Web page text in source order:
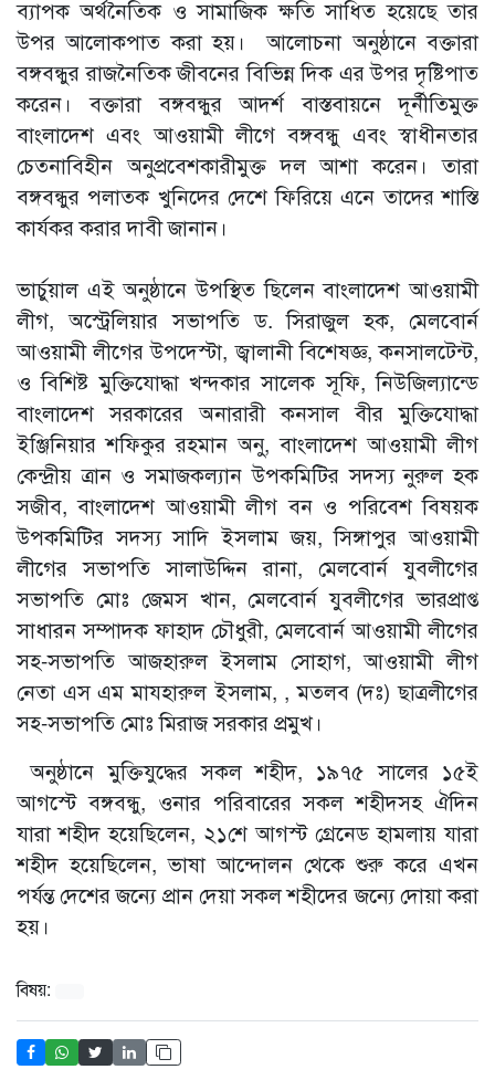
ব্যাপক অর্থনৈতিক ও সামাজিক ক্ষতি সাধিত হয়েছে তার
উপর আলোকপাত করা হয়। আলোচনা অনুষ্ঠানে বক্তারা
বঙ্গবন্ধুর রাজনৈতিক জীবনের বিভিন্ন দিক এর উপর দৃষ্টিপাত
করেন। বক্তারা বঙ্গবন্ধুর আদর্শ বাস্তবায়নে দূর্নীতিমুক্ত
বাংলাদেশ এবং আওয়ামী লীগে বঙ্গবন্ধু এবং স্বাধীনতার
চেতনাবিহীন অনুপ্রবেশকারীমুক্ত দল আশা করেন। তারা
বঙ্গবন্ধুর পলাতক খুনিদের দেশে ফিরিয়ে এনে তাদের শাস্তি
কার্যকর করার দাবী জানান।
ভার্চুয়াল এই অনুষ্ঠানে উপস্থিত ছিলেন বাংলাদেশ আওয়ামী
লীগ, অস্ট্রেলিয়ার সভাপতি ড. সিরাজুল হক, মেলবোর্ন
আওয়ামী লীগের উপদেস্টা, জ্বালানী বিশেষজ্ঞ, কনসালটেন্ট,
ও বিশিষ্ট মুক্তিযোদ্ধা খন্দকার সালেক সূফি, নিউজিল্যান্ডে
বাংলাদেশ সরকারের অনারারী কনসাল বীর মুক্তিযোদ্ধা
ইঞ্জিনিয়ার শফিকুর রহমান অনু, বাংলাদেশ আওয়ামী লীগ
কেন্দ্রীয় ত্রান ও সমাজকল্যান উপকমিটির সদস্য নুরুল হক
সজীব, বাংলাদেশ আওয়ামী লীগ বন ও পরিবেশ বিষয়ক
উপকমিটির সদস্য সাদি ইসলাম জয়, সিঙ্গাপুর আওয়ামী
লীগের সভাপতি সালাউদ্দিন রানা, মেলবোর্ন যুবলীগের
সভাপতি মোঃ জেমস খান, মেলবোর্ন যুবলীগের ভারপ্রাপ্ত
সাধারন সম্পাদক ফাহাদ চৌধুরী, মেলবোর্ন আওয়ামী লীগের
সহ-সভাপতি আজহারুল ইসলাম সোহাগ, আওয়ামী লীগ
নেতা এস এম মাযহারুল ইসলাম, , মতলব (দঃ) ছাত্রলীগের
সহ-সভাপতি মোঃ মিরাজ সরকার প্রমুখ।
অনুষ্ঠানে মুক্তিযুদ্ধের সকল শহীদ, ১৯৭৫ সালের ১৫ই
আগস্টে বঙ্গবন্ধু, ওনার পরিবারের সকল শহীদসহ ঐদিন
যারা শহীদ হয়েছিলেন, ২১শে আগস্ট গ্রেনেড হামলায় যারা
শহীদ হয়েছিলেন, ভাষা আন্দোলন থেকে শুরু করে এখন
পর্যন্ত দেশের জন্যে প্রান দেয়া সকল শহীদের জন্যে দোয়া করা
হয়।
বিষয়: